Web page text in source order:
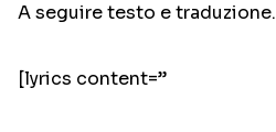
A seguire testo e traduzione.
[lyrics content=”